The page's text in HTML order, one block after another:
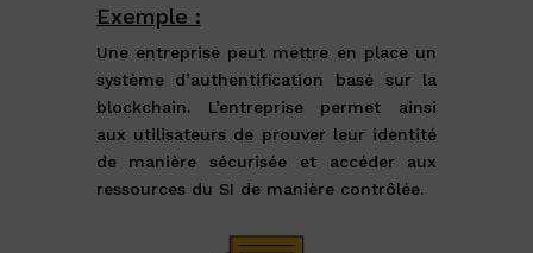
Exemple :
Une entreprise peut mettre en place un
système d’authentification basé sur la
blockchain. L’entreprise permet ainsi
aux utilisateurs de prouver leur identité
de manière sécurisée et accéder aux
ressources du SI de manière contrôlée.